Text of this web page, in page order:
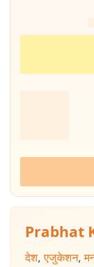
Prabhat
देश, एजुकेशन,